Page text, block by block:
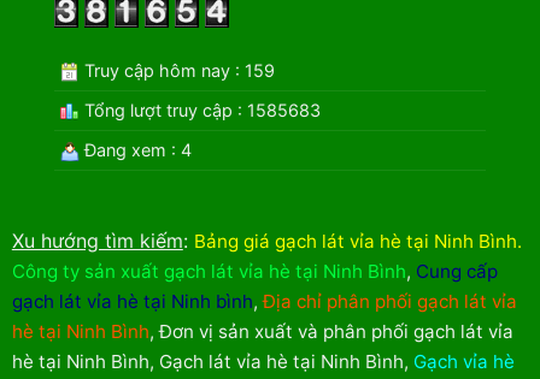
Truy cập hôm nay : 159
Tổng lượt truy cập : 1585683
Đang xem : 4
Xu hướng tìm kiếm: Bảng giá gạch lát vỉa hè tại Ninh Bình.
Công ty sản xuất gạch lát vỉa hè tại Ninh Bình, Cung cấp
gạch lát vỉa hè tại Ninh bình,Địa chỉ phân phối gạch lát vỉa
hè tại Ninh Bình,Đơn vị sản xuất và phân phối gạch lát vỉa
hè tại Ninh Bình, Gạch lát vỉa hè tại Ninh Bình, Gạch vỉa hè